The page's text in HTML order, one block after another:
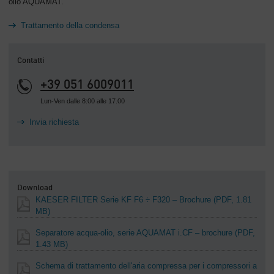
Trattamento della condensa
Contatti
+39 051 6009011
Lun-Ven dalle 8:00 alle 17.00
Invia richiesta
Download
KAESER FILTER Serie KF F6 ÷ F320 – Brochure (PDF, 1.81
MB)
Separatore acqua-olio, serie AQUAMAT i.CF – brochure (PDF,
1.43 MB)
Schema di trattamento dell'aria compressa per i compressori a